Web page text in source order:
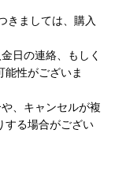
きましては、購入
日の連絡、もしく
能性がございま
、キャンセルが複
する場合がござい